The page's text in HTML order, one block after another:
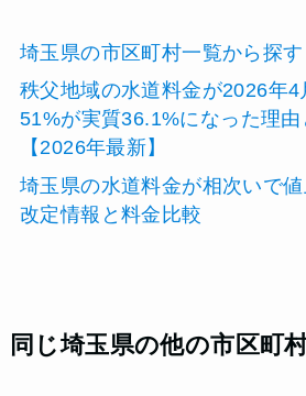
埼玉県の市区町村一覧から探す
秩父地域の水道料金が2026年4
51%が実質36.1%になった理
【2026年最新】
埼玉県の水道料金が相次いで
改定情報と料金比較
同じ埼玉県の他の市区町